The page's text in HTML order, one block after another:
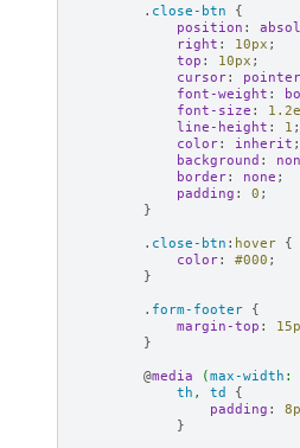
. close-btn
{
position :
right : 10px ;
top : 10px ;
cursor: pointer
font-weight :
font-size : 1.2
line-height : 1 ;
color: inherit ;
background :
border: none ;
padding : 0 ;
}
. close-btn : hover {
color: #000 ;
}
. form-footer {
margin-top : 15
}
@media (max-width :
th , td
{
padding : 8
}